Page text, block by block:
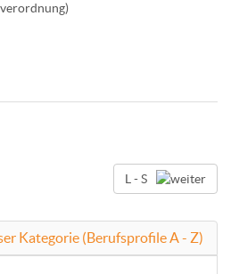
L - S
Kategorie (Berufsprofile A - Z)